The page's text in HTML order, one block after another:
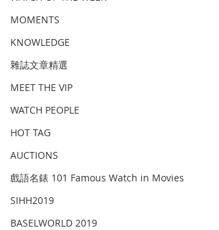
MOMENTS
KNOWLEDGE
雜誌文章精選
MEET THE VIP
WATCH PEOPLE
HOT TAG
AUCTIONS
戲語名錶 101 Famous Watch in Movies
SIHH2019
BASELWORLD 2019